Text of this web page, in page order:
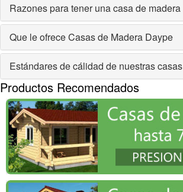
Razones para tener una casa de madera
Que le ofrece Casas de Madera Daype
Estándares de cálidad de nuestras casas
Productos Recomendados